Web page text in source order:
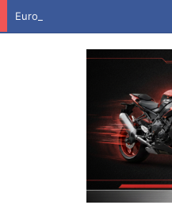
Eurojackpot: Οι τυχεροί